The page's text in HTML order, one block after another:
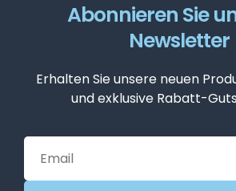
Abonnieren Sie
Newsletter
Erhalten Sie unsere neuen
und exklusive Rabatt-